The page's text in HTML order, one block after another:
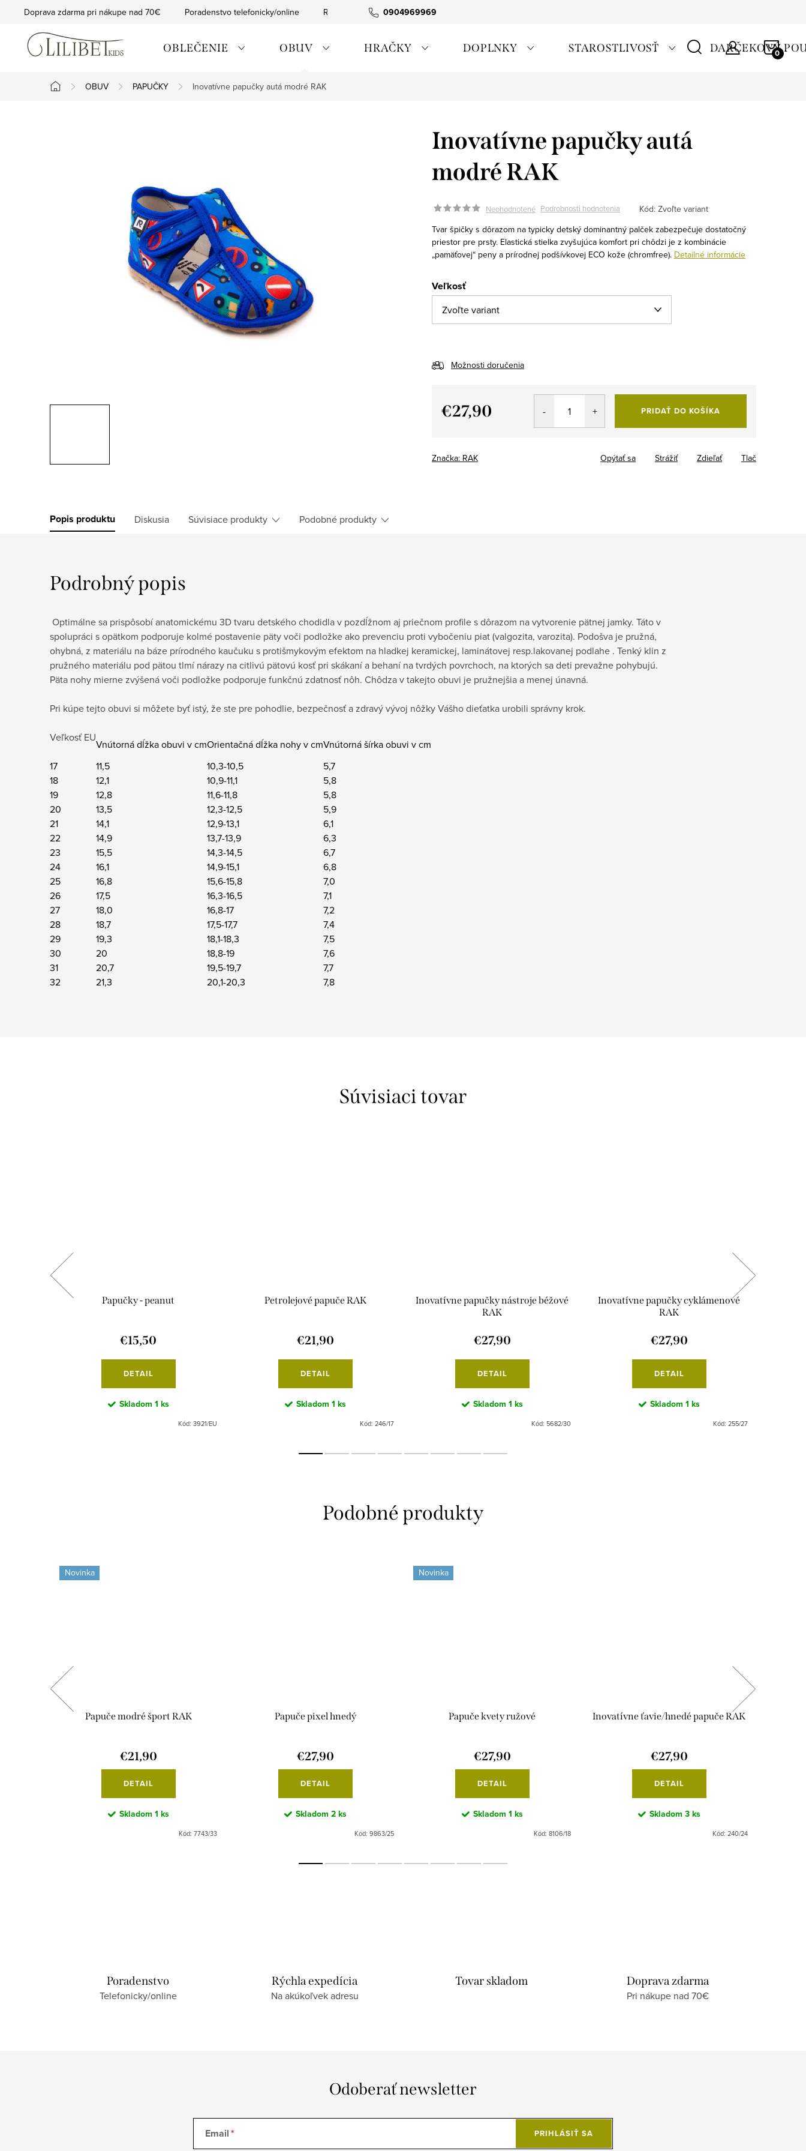
0904969969
Doprava zdarma pri nákupe nad 70€ Poradenstvo telefonicky/online Rýchla expedícia Tovar skladom
OBLEČENIE OBUV HRAČKY DOPLNKY STAROSTLIVOSŤ DARČEKOVÝ
Domov
OBUV PAPUČKY Inovatívne papučky autá modré RAK
Inovatívne papučky autá
modré RAK
Neohodnotené Podrobnosti hodnotenia Kód: Zvoľte variant
Tvar špičky s dôrazom na typicky detský dominantný palček zabezpečuje dostatočný
priestor pre prsty. Elastická stielka zvyšujúca komfort pri chôdzi je z kombinácie
„pamäťovej“ peny a prírodnej podšívkovej ECO kože (chromfree). Detailné informácie
Veľkosť
Možnosti doručenia
€27,90 PRIDAŤ DO KOŠÍKA
Značka: RAK Tlač
Opýtať sa Strážiť Zdieľať
Popis produktu Diskusia Súvisiace produkty Podobné produkty
Podrobný popis
Optimálne sa prispôsobí anatomickému 3D tvaru detského chodidla v pozdĺžnom aj priečnom profile s dôrazom na vytvorenie pätnej jamky. Táto v
spolupráci s opätkom podporuje kolmé postavenie päty voči podložke ako prevenciu proti vybočeniu piat (valgozita, varozita). Podošva je pružná,
ohybná, z materiálu na báze prírodného kaučuku s protišmykovým efektom na hladkej keramickej, laminátovej resp.lakovanej podlahe . Tenký klin z
pružného materiálu pod pätou tlmí nárazy na citlivú pätovú kosť pri skákaní a behaní na tvrdých povrchoch, na ktorých sa deti prevažne pohybujú.
Päta nohy mierne zvýšená voči podložke podporuje funkčnú zdatnosť nôh. Chôdza v takejto obuvi je pružnejšia a menej únavná.
Pri kúpe tejto obuvi si môžete byť istý, že ste pre pohodlie, bezpečnosť a zdravý vývoj nôžky Vášho dieťatka urobili správny krok.
Veľkosť EU
Vnútorná dĺžka obuvi v cmOrientačná dĺžka nohy v cmVnútorná šírka obuvi v cm
17
11,5 10,3-10,5
5,7
18
12,1 10,9-11,1
5,8
19
12,8 11,6-11,8
5,8
20
13,5 12,3-12,5
5,9
21
14,1 12,9-13,1
6,1
22
14,9 13,7-13,9
6,3
23
15,5 14,3-14,5
6,7
24
16,1 14,9-15,1
6,8
25
16,8 15,6-15,8
7,0
26
17,5 16,3-16,5
7,1
27
18,0 16,8-17
7,2
28
18,7 17,5-17,7
7,4
29
19,3 18,1-18,3
7,5
30
20 18,8-19
7,6
31
20,7 19,5-19,7
7,7
32
21,3 20,1-20,3 7,8
Súvisiaci tovar
Papučky - peanut
€15,50
DETAIL
Skladom 1 ks
Kód: 3921/EU
Petrolejové papuče RAK
€21,90
DETAIL
Skladom 1 ks
Kód: 246/17
Inovatívne papučky nástroje béžové
RAK
€27,90
DETAIL
Skladom 1 ks
Kód: 5682/30
Inovatívne papučky cyklámenové
RAK
€27,90
DETAIL
Skladom 1 ks
Kód: 255/27
Novinka
Papuče modré šport RAK
€21,90
DETAIL
Skladom 1 ks
Kód: 7743/33
Papuče pixel hnedý
€27,90
DETAIL
Skladom 2 ks
Kód: 9863/25
Novinka
Papuče kvety ružové
€27,90
DETAIL
Skladom 1 ks
Kód: 8106/18
Inovatívne ťavie/hnedé papuče RAK
€27,90
DETAIL
Skladom 3 ks
Kód: 240/24
Poradenstvo
Telefonicky/online
Rýchla expedícia
Na akúkoľvek adresu
Tovar skladom Doprava zdarma
Pri nákupe nad 70€
Odoberať newsletter
Email PRIHLÁSIŤ SA